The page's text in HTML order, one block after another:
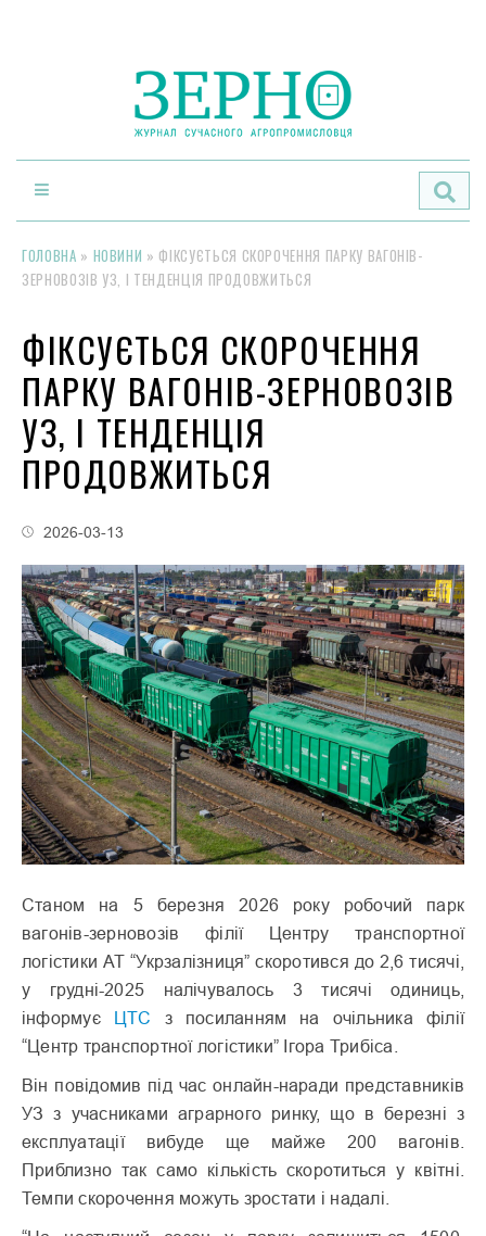
ГОЛОВНА » НОВИНИ » ФІКСУЄТЬСЯ СКОРОЧЕННЯ ПАРКУ ВАГОНІВ-
ЗЕРНОВОЗІВ УЗ, І ТЕНДЕНЦІЯ ПРОДОВЖИТЬСЯ
ФІКСУЄТЬСЯ СКОРОЧЕННЯ
ПАРКУ ВАГОНІВ-ЗЕРНОВОЗІВ
УЗ, І ТЕНДЕНЦІЯ
ПРОДОВЖИТЬСЯ
2026-03-13
Станом на 5 березня 2026 року робочий парк
вагонів-зерновозів філії Центру транспортної
логістики АТ “Укрзалізниця” скоротився до 2,6 тисячі,
у грудні-2025 налічувалось 3 тисячі одиниць,
інформує ЦТС з посиланням на очільника філії
“Центр транспортної логістики” Ігора Трибіса.
Він повідомив під час онлайн-наради представників
УЗ з учасниками аграрного ринку, що в березні з
експлуатації вибуде ще майже 200 вагонів.
Приблизно так само кількість скоротиться у квітні.
Темпи скорочення можуть зростати і надалі.